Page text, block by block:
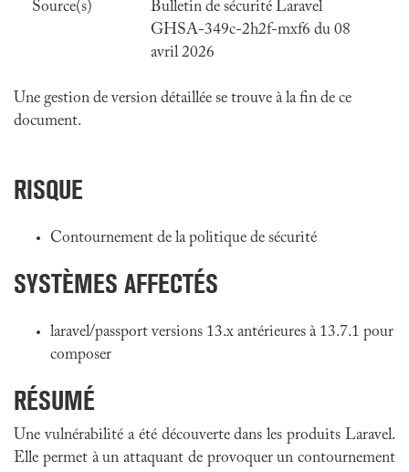
Source(s)
Bulletin de sécurité Laravel
GHSA-349c-2h2f-mxf6 du 08
avril 2026
Une gestion de version détaillée se trouve à la fin de ce
document.
RISQUE
Contournement de la politique de sécurité
SYSTÈMES AFFECTÉS
laravel/passport versions 13.x antérieures à 13.7.1 pour
composer
RÉSUMÉ
Une vulnérabilité a été découverte dans les produits Laravel.
Elle permet à un attaquant de provoquer un contournement